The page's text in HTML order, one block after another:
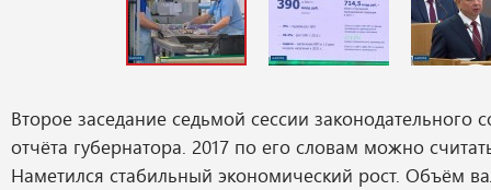
Второе заседание седьмой сессии законодательного
отчёта губернатора. 2017 по его словам можно
Наметился стабильный экономический рост. Объём